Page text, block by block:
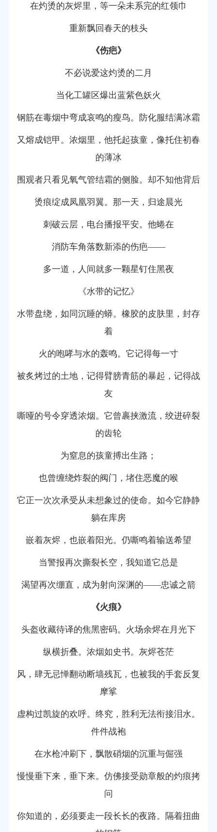
在灼烫的灰烬里，等一朵未系完的红领巾
重新飘回春天的枝头
《伤疤》
不必说爱这灼烫的二月
当化工罐区爆出蓝紫色妖火
钢筋在毒烟中弯成哀鸣的瘦鸟。防化服结满冰霜
又熔成铠甲。浓烟里，他托起孩童，像托住初春
的薄冰
围观者只看见氧气管结霜的侧脸。却不知他背后
烫痕绽成凤凰羽翼。那一天，归途晨光
刺破云层，电台播报平安。他蜷在
消防车角落数新添的伤疤——
多一道，人间就多一颗星钉住黑夜
《水带的记忆》
水带盘绕，如同沉睡的蟒。橡胶的皮肤里，封存
着
火的咆哮与水的轰鸣。它记得每一寸
被炙烤过的土地，记得臂膀青筋的暴起，记得战
友
嘶哑的号令穿透浓烟。它曾裹挟激流，绞进碎裂
的齿轮
为窒息的孩童搏出生路；
也曾缠绕炸裂的阀门，堵住恶魔的喉
它正一次次承受从未想象过的使命。如今它静静
躺在库房
嵌着灰烬，也嵌着阳光。仍嘶鸣着输送希望
当警报再次撕裂长空，我知道它总是
渴望再次绷直，成为射向深渊的——忠诚之箭
《火痕》
头盔收藏待译的焦黑密码。火场余烬在月光下
纵横折叠。浓烟如史书。灰烬苍茫
风，肆无忌惮翻动断墙残瓦，也被我的手套反复
摩挲
虚构过凯旋的欢呼。终究，胜利无法衔接泪水。
件件战袍
在水枪冲刷下，飘散硝烟的沉重与倔强
慢慢垂下来，垂下来。仿佛接受勋章般的灼痕拷
问
你知道的，必须要走一段长长的夜路。隔着扭曲